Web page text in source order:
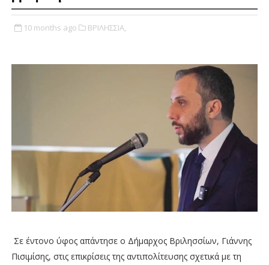
10 months ago ΒΡΙΛΗΣΣΙΑ,
Σε έντονο ύφος απάντησε ο Δήμαρχος Βριλησσίων, Γιάννης
Πισιμίσης, στις επικρίσεις της αντιπολίτευσης σχετικά με τη